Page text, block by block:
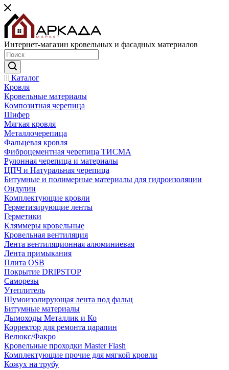
Интернет-магазин кровельных и фасадных материалов
Каталог
Кровля
Кровельные материалы
Композитная черепица
Шифер
Мягкая кровля
Металлочерепица
Фальцевая кровля
Фиброцементная черепица ТИСМА
Рулонная черепица и материалы
ЦПЧ и Натуральная черепица
Битумные и полимерные материалы для гидроизоляции
Ондулин
Комплектующие кровли
Герметизирующие ленты
Герметики
Кляммеры кровельные
Кровельная вентиляция
Лента вентиляционная алюминиевая
Лента примыкания
Плита OSB
Покрытие DRIPSTOP
Саморезы
Утеплитель
Шумоизолирующая лента под фальц
Битумные материалы
Дымоходы Металлик и Ко
Корректор для ремонта царапин
Велюкс/Факро
Кровельные проходки Master Flash
Комплектующие прочие для мягкой кровли
Кожух на трубу